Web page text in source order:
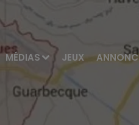
MÉDIAS JEUX